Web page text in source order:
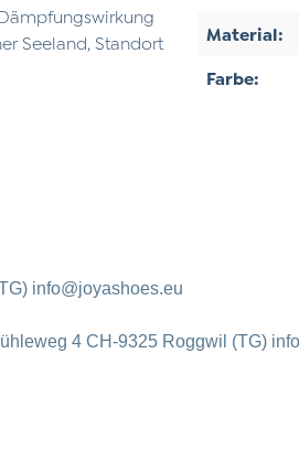
Seeland, Standort
Material:
Farbe:
info@joyashoes.eu
4 CH-9325 Roggwil (TG)